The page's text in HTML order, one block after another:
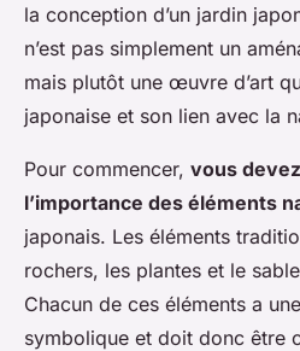
la conception d’un jardin
n’est pas simplement un
mais plutôt une œuvre d’art
japonaise et son lien avec la
Pour commencer, vous
l’importance des éléments
japonais. Les éléments
rochers, les plantes et le
Chacun de ces éléments a
symbolique et doit donc être